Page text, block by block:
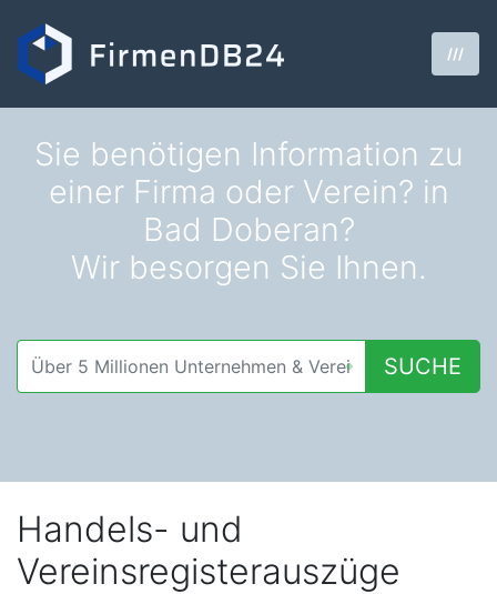
///
Sie benötigen Information zu
einer Firma oder Verein? in
Bad Doberan?
Wir besorgen Sie Ihnen.
SUCHE
Handels- und
Vereinsregisterauszüge